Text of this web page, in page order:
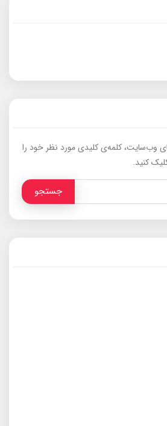
وب‌سایت، کلمه‌ی کلیدی مورد نظر خود را
کنید.
جستجو